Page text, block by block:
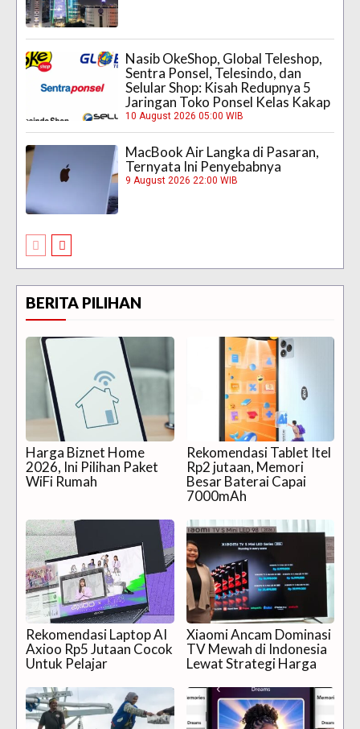
Nasib OkeShop, Global Teleshop,
Sentra Ponsel, Telesindo, dan
Selular Shop: Kisah Redupnya 5
Jaringan Toko Ponsel Kelas Kakap
10 August 2026 05:00 WIB
MacBook Air Langka di Pasaran,
Ternyata Ini Penyebabnya
9 August 2026 22:00 WIB
BERITA PILIHAN
Harga Biznet Home
2026, Ini Pilihan Paket
WiFi Rumah
Rekomendasi Tablet Itel
Rp2 jutaan, Memori
Besar Baterai Capai
7000mAh
Rekomendasi Laptop AI
Axioo Rp5 Jutaan Cocok
Untuk Pelajar
Xiaomi Ancam Dominasi
TV Mewah di Indonesia
Lewat Strategi Harga